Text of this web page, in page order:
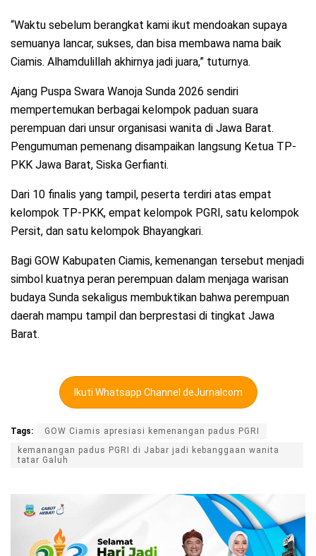
“Waktu sebelum berangkat kami ikut mendoakan supaya
semuanya lancar, sukses, dan bisa membawa nama baik
Ciamis. Alhamdulillah akhirnya jadi juara,” tuturnya.
Ajang Puspa Swara Wanoja Sunda 2026 sendiri
mempertemukan berbagai kelompok paduan suara
perempuan dari unsur organisasi wanita di Jawa Barat.
Pengumuman pemenang disampaikan langsung Ketua TP-
PKK Jawa Barat, Siska Gerfianti.
Dari 10 finalis yang tampil, peserta terdiri atas empat
kelompok TP-PKK, empat kelompok PGRI, satu kelompok
Persit, dan satu kelompok Bhayangkari.
Bagi GOW Kabupaten Ciamis, kemenangan tersebut menjadi
simbol kuatnya peran perempuan dalam menjaga warisan
budaya Sunda sekaligus membuktikan bahwa perempuan
daerah mampu tampil dan berprestasi di tingkat Jawa
Barat.
Ikuti Whatsapp Channel deJurnalcom
Tags:
GOW Ciamis apresiasi kemenangan padus PGRI
kemanangan padus PGRI di Jabar jadi kebanggaan wanita
tatar Galuh